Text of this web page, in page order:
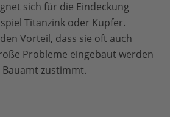
sich für die Eindeckung
Titanzink oder Kupfer.
Vorteil, dass sie oft auch
Probleme eingebaut werden
zustimmt.